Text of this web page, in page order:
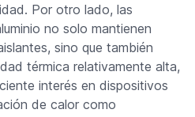
Por otro lado, las
no solo mantienen
sino que también
térmica relativamente alta,
interés en dispositivos
de calor como